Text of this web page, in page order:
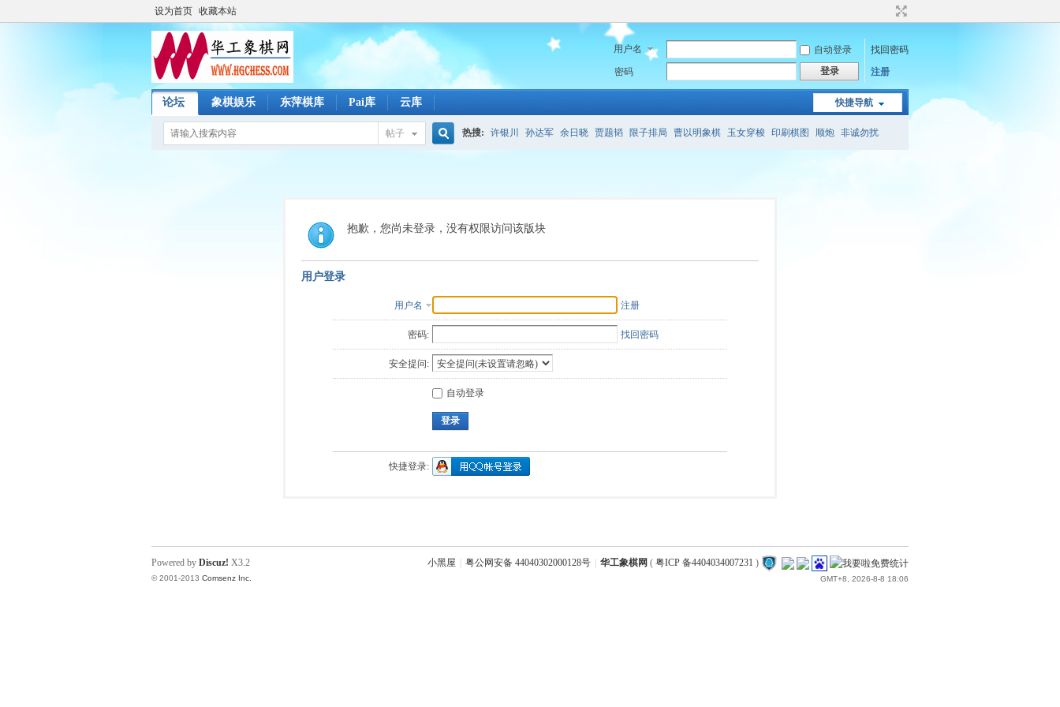
设为首页 收藏本站
用户名 自动登录
找回密码
密码
登录 注册
快捷导航
论坛 象棋娱乐 东萍棋库 Pai库 云库
帖子
索
热搜: 许银川 孙达军 余日晓 贾题韬 限子排局 曹以明象棋 玉女穿梭 印刷棋图 顺炮 非诚勿扰
抱歉，您尚未登录，没有权限访问该版块
用户登录
用户名 注册
密码: 找回密码
安全提问:
自动登录
登录
快捷登录:
小黑屋 粤公网安备 44040302000128号 华工象棋网 ( 粤ICP 备4404034007231 )
GMT+8, 2026-8-8 18:06
Powered by Discuz! X3.2
© 2001-2013 Comsenz Inc.